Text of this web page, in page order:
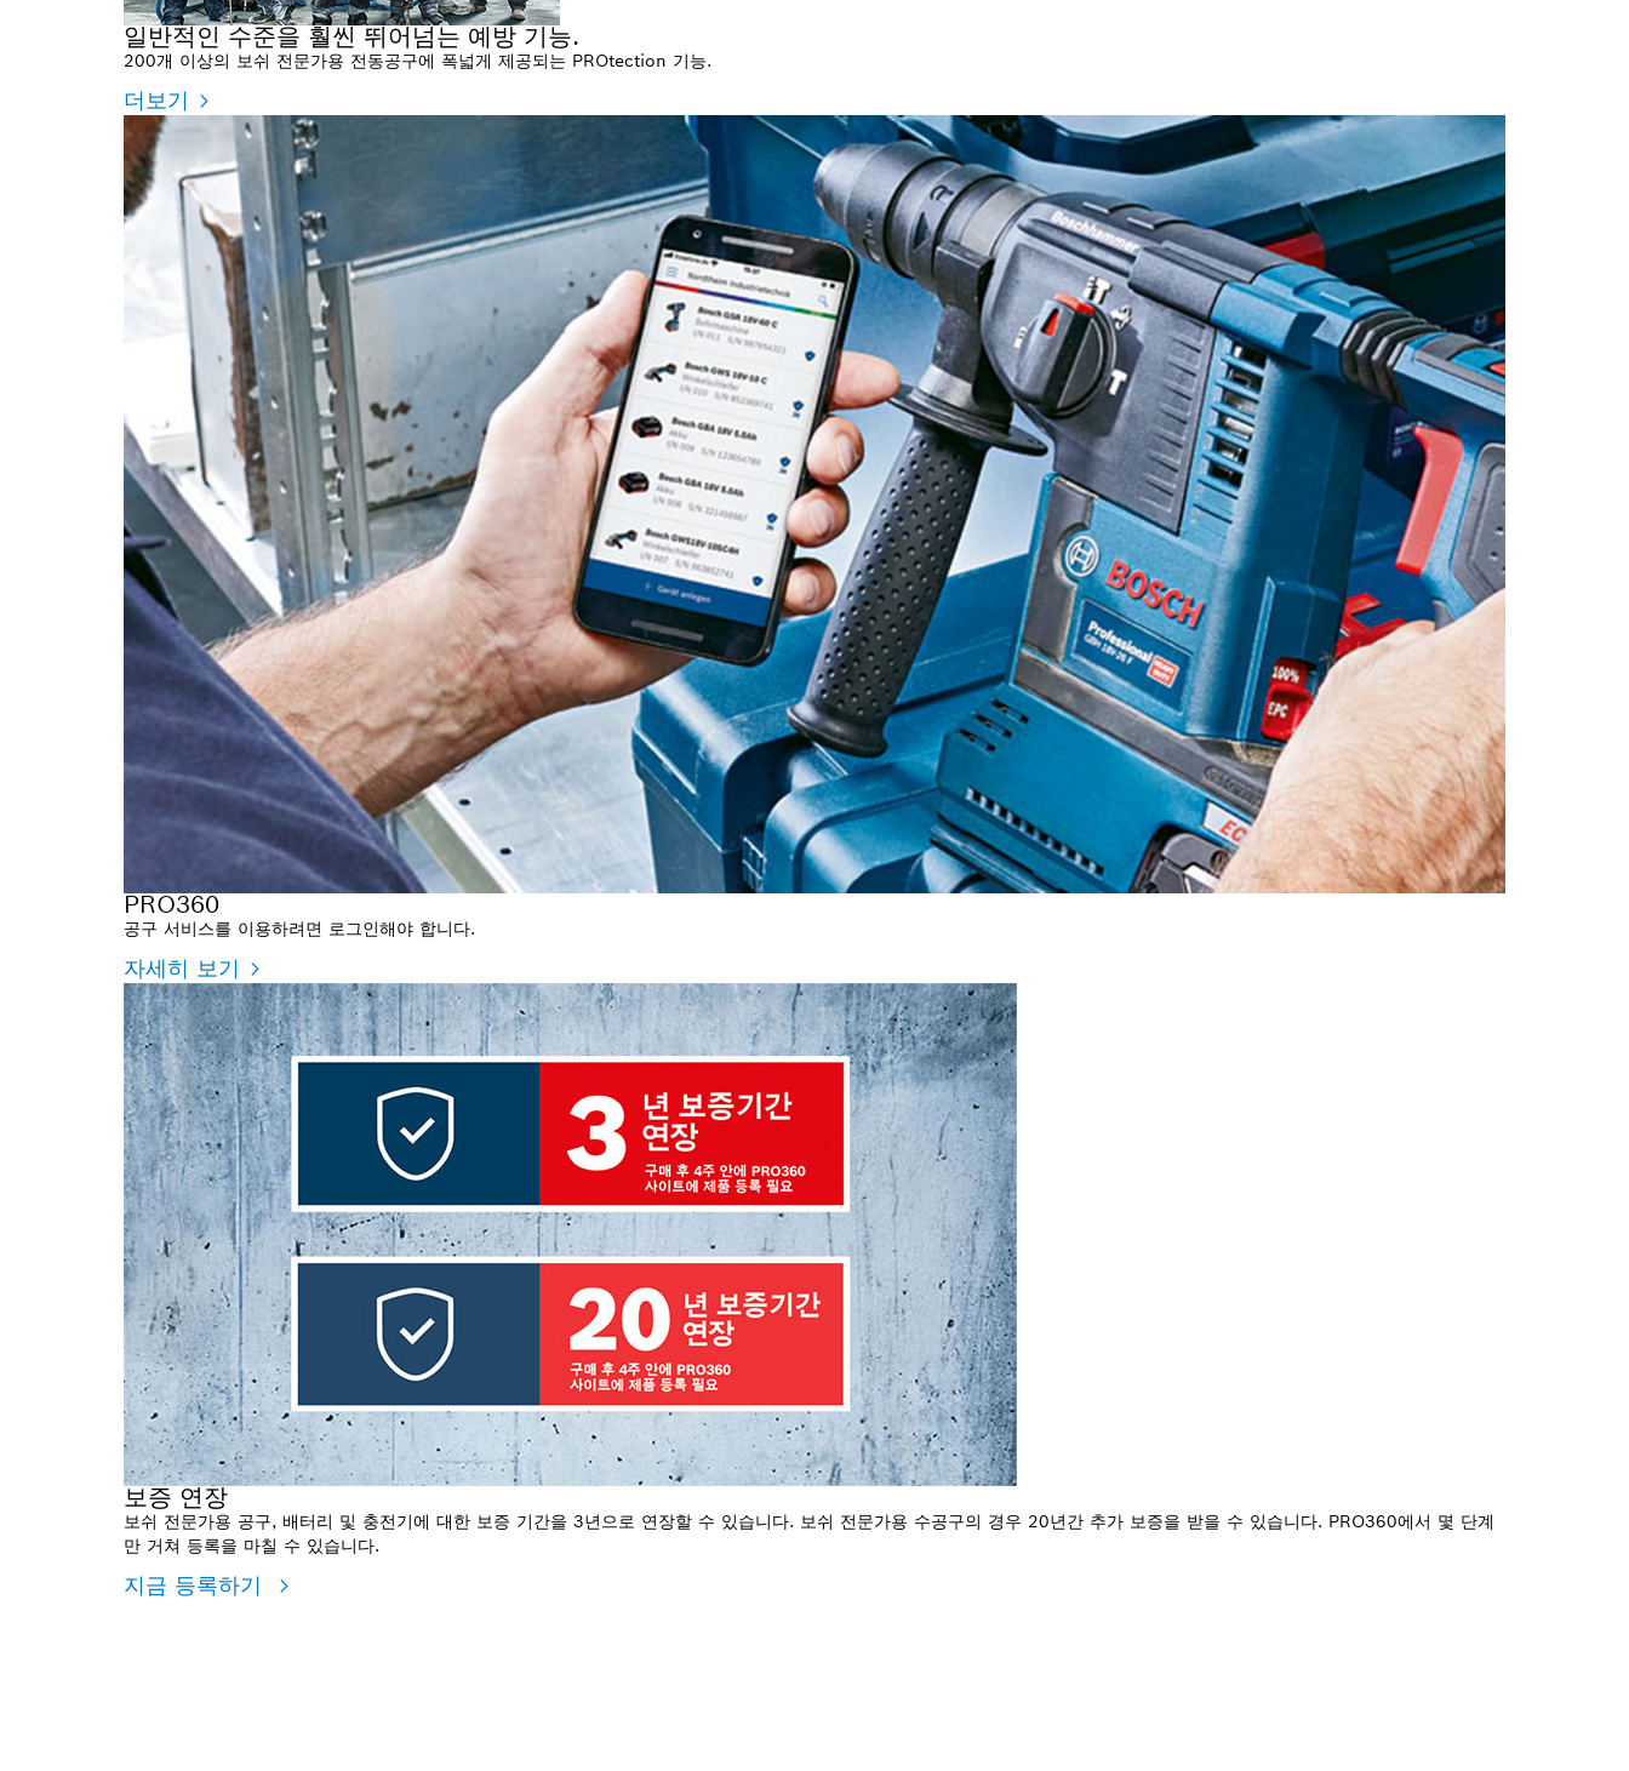
일반적인 수준을 훨씬 뛰어넘는 예방 기능.
200개 이상의 보쉬 전문가용 전동공구에 폭넓게 제공되는 PROtection 기능.
더보기
PRO360
공구 서비스를 이용하려면 로그인해야 합니다.
자세히 보기
보증 연장
보쉬 전문가용 공구, 배터리 및 충전기에 대한 보증 기간을 3년으로 연장할 수 있습니다. 보쉬 전문가용 수공구의 경우 20년간 추가 보증을 받을 수 있습니다. PRO360에서 몇 단계
만 거쳐 등록을 마칠 수 있습니다.
지금 등록하기